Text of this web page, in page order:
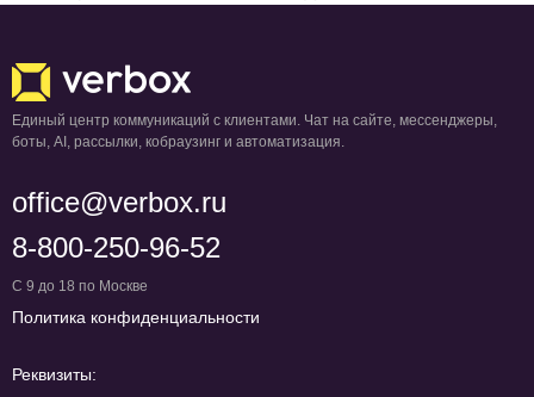
Единый центр коммуникаций с клиентами. Чат на сайте, мессенджеры,
боты, AI, рассылки, кобраузинг и автоматизация.
office@verbox.ru
8-800-250-96-52
С 9 до 18 по Москве
Политика конфиденциальности
Реквизиты: